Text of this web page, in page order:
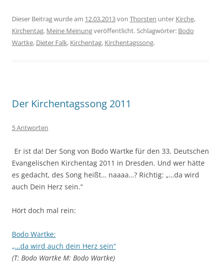
Dieser Beitrag wurde am 12.03.2013von Thorsten unter Kirche,
Kirchentag, Meine Meinungveröffentlicht. Schlagwörter: Bodo
Wartke, Dieter Falk, Kirchentag, Kirchentagssong.
Der Kirchentagssong 2011
5 Antworten
Er ist da! Der Song von Bodo Wartke für den 33. Deutschen
Evangelischen Kirchentag 2011 in Dresden. Und wer hätte
es gedacht, des Song heißt… naaaa…? Richtig: „…da wird
auch Dein Herz sein.“
Hört doch mal rein:
Bodo Wartke:
„…da wird auch dein Herz sein“
(T: Bodo Wartke M: Bodo Wartke)